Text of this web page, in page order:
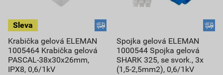
Krabička gelová ELEMAN
1005464 Krabička gelová
PASCAL-38x30x26mm,
IPX8, 0,6/1kV
Spojka gelová ELEMAN
1000544 Spojka gelová
SHARK 325, se svork., 3x
(1,5-2,5mm2), 0,6/1kV